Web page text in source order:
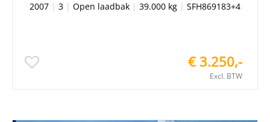
2007 | 3 | Open laadbak | 39.000 kg | SFH869183+4
€ 3.250,-
Excl. BTW